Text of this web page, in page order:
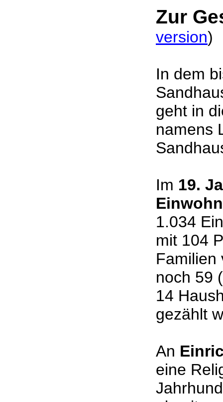
Zur
version
In dem
geht in
namens
Im 19.
1.034
mit 104
Familien
noch 59
14
gezählt
An
eine